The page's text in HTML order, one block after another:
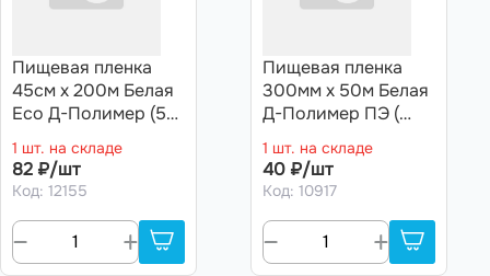
Пищевая пленка
45см х 200м Белая
Eco Д-Полимер (5
1 шт. на складе
82 ₽/шт
Код: 12155
Пищевая пленка
300мм х 50м Белая
Д-Полимер ПЭ (
1 шт. на складе
40 ₽/шт
Код: 10917